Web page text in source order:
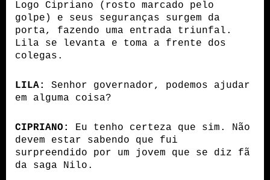
Logo Cipriano (rosto marcado pelo
golpe) e seus seguranças surgem da
porta, fazendo uma entrada triunfal.
Lila se levanta e toma a frente dos
colegas.
LILA:
Senhor governador, podemos ajudar
em alguma coisa?
CIPRIANO:
Eu tenho certeza que sim. Não
devem estar sabendo que fui
surpreendido por um jovem que se diz fã
da saga Nilo.